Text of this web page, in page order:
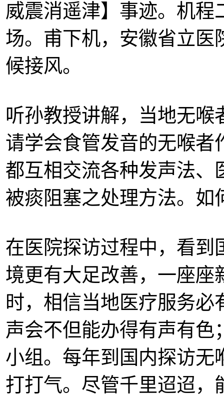
威震消遥津】事迹。机程
场。甫下机，安徽省立医
候接风。
听孙教授讲解，当地无喉
请学会食管发音的无喉者
都互相交流各种发声法、
被痰阻塞之处理方法。
在医院探访过程中，看到
境更有大足改善，一座座
时，相信当地医疗服务
声会不但能办得有声有色
小组。每年到国内探访无
打打气。尽管千里迢迢，